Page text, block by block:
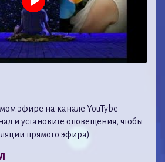
эфире на канале YouTybe
и установите оповещения, чтобы
прямого эфира)